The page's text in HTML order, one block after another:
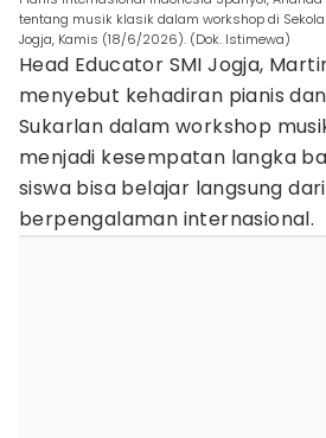
tentang musik klasik dalam workshop di
Jogja, Kamis (18/6/2026). (Dok. Istimewa)
Head Educator SMI Jogja,
menyebut kehadiran pianis
Sukarlan dalam workshop
menjadi kesempatan langka
siswa bisa belajar langsung
berpengalaman internasional.